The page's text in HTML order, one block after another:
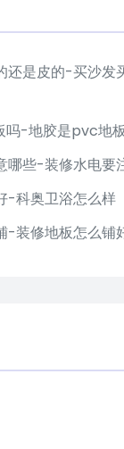
还是皮的-买沙发
吗-地胶是pvc地
哪些-装修水电要
-科奥卫浴怎么样
-装修地板怎么铺